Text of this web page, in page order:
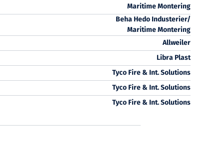
Maritime Montering
Beha Hedo Industerier/
Maritime Montering
Allweiler
Libra Plast
Tyco Fire & Int. Solutions
Tyco Fire & Int. Solutions
Tyco Fire & Int. Solutions